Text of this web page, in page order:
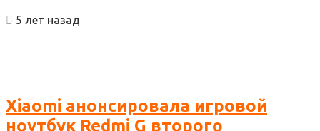
5 лет назад
Xiaomi анонсировала игровой
ноутбук Redmi G второго